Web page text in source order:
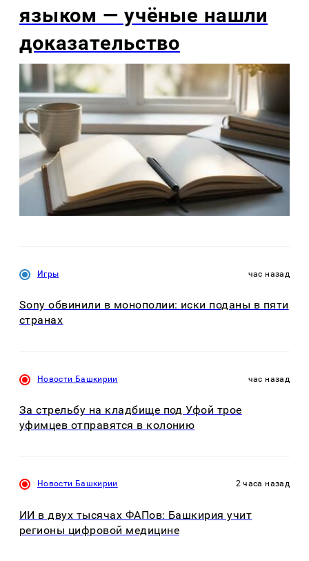
языком — учёные нашли
доказательство
Игры час назад
Sony обвинили в монополии: иски поданы в пяти
странах
Новости Башкирии час назад
За стрельбу на кладбище под Уфой трое
уфимцев отправятся в колонию
Новости Башкирии 2 часа назад
ИИ в двух тысячах ФАПов: Башкирия учит
регионы цифровой медицине